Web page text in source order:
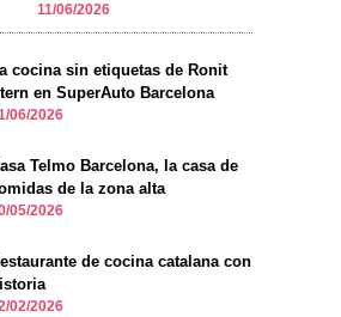
11/06/2026
cocina sin etiquetas de Ronit
en SuperAuto Barcelona
06/2026
Telmo Barcelona, la casa de
de la zona alta
05/2026
de cocina catalana con
02/2026